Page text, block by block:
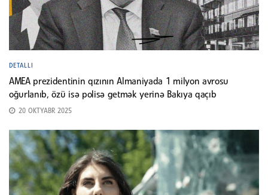
DETALLI
AMEA prezidentinin qızının Almaniyada 1 milyon avrosu
oğurlanıb, özü isə polisə getmək yerinə Bakıya qaçıb
20 OKTYABR 2025